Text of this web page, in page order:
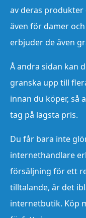
av deras produkter
även för damer
erbjuder de även
Å andra sidan kan
granska upp till
innan du köper, så
tag på lägsta pris.
Du får bara inte
internethandlare
försäljning för ett
tilltalande, är det
internetbutik. Köp